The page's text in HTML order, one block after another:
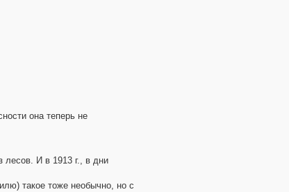
она теперь не
лесов. И в 1913 г., в дни
такое тоже необычно, но с